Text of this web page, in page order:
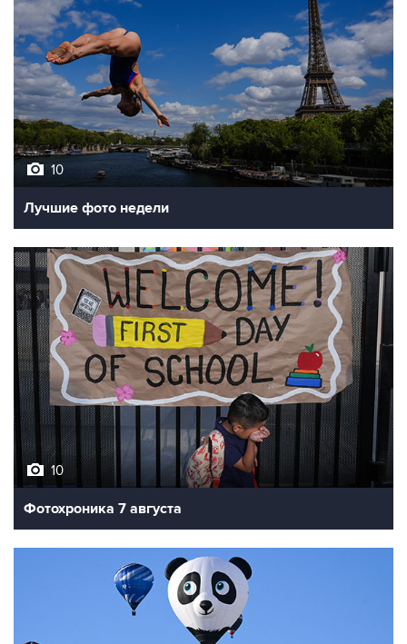
10
Лучшие фото недели
10
Фотохроника 7 августа